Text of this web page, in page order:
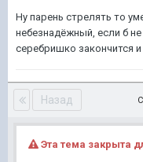
Ну парень стрелять то
небезнадёжный, если б
серебришко закончится
Назад
Эта тема закрыта